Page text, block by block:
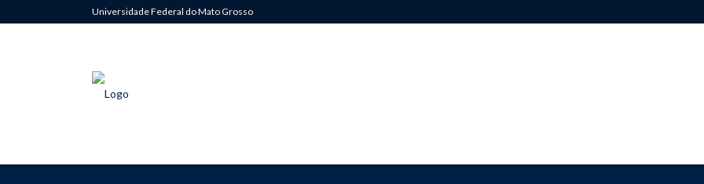
Universidade Federal do Mato Grosso